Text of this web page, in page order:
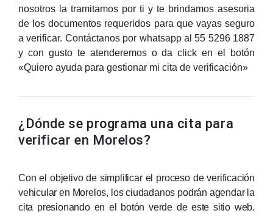
nosotros la tramitamos por ti y te brindamos asesoria
de los documentos requeridos para que vayas seguro
a verificar. Contáctanos por whatsapp al 55 5296 1887
y con gusto te atenderemos o da click en el botón
«Quiero ayuda para gestionar mi cita de verificación»
¿Dónde se programa una cita para
verificar en Morelos?
Con el objetivo de simplificar el proceso de verificación
vehicular en Morelos, los ciudadanos podrán agendar la
cita presionando en el botón verde de este sitio web.